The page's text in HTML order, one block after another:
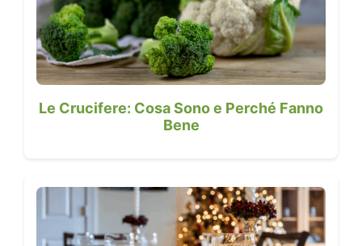
Le Crucifere: Cosa Sono e Perché Fanno
Bene